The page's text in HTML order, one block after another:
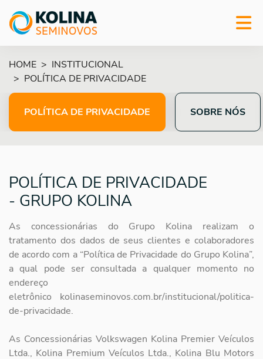
HOME
INSTITUCIONAL
POLÍTICA DE PRIVACIDADE
SOBRE NÓS
POLÍTICA DE PRIVACIDADE
POLÍTICA DE PRIVACIDADE
- GRUPO KOLINA
As concessionárias do Grupo Kolina realizam o
tratamento dos dados de seus clientes e colaboradores
de acordo com a “Política de Privacidade do Grupo Kolina”,
a qual pode ser consultada a qualquer momento no
endereço
eletrônico kolinaseminovos.com.br/institucional/politica-
de-privacidade.
As Concessionárias Volkswagen Kolina Premier Veículos
Ltda., Kolina Premium Veículos Ltda., Kolina Blu Motors